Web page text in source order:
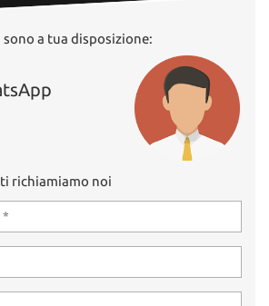
a tua disposizione:
richiamiamo noi